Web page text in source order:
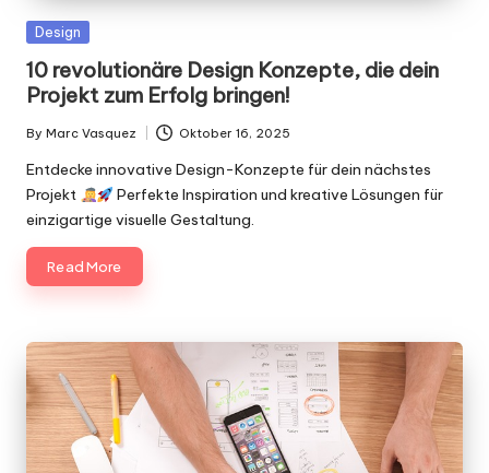
Posted
Design
10 revolutionäre Design Konzepte, die dein
Projekt zum Erfolg bringen!
Posted
by
By Marc Vasquez Oktober 16, 2025
Entdecke innovative Design-Konzepte für dein nächstes
Projekt
Perfekte Inspiration und kreative Lösungen für
einzigartige visuelle Gestaltung.
Read More